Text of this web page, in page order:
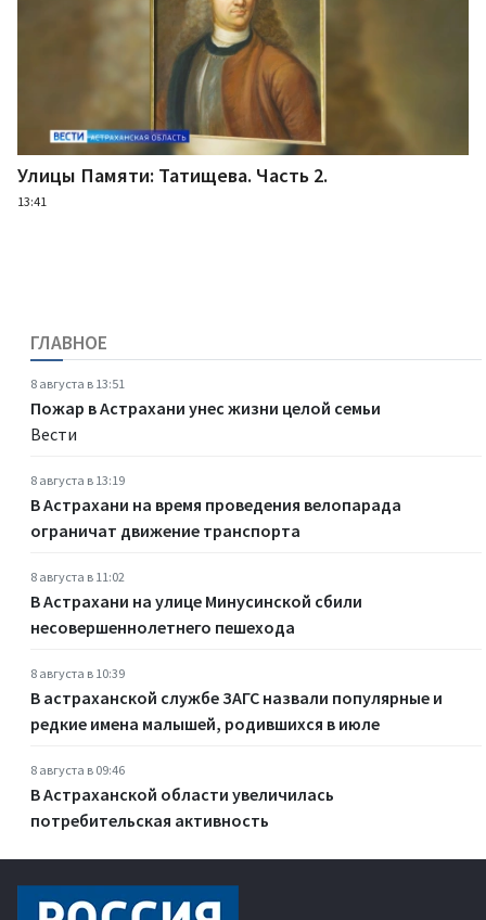
Улицы Памяти: Татищева. Часть 2.
13:41
ГЛАВНОЕ
8 августа в 13:51
Пожар в Астрахани унес жизни целой семьи
Вести
8 августа в 13:19
В Астрахани на время проведения велопарада
ограничат движение транспорта
8 августа в 11:02
В Астрахани на улице Минусинской сбили
несовершеннолетнего пешехода
8 августа в 10:39
В астраханской службе ЗАГС назвали популярные и
редкие имена малышей, родившихся в июле
8 августа в 09:46
В Астраханской области увеличилась
потребительская активность